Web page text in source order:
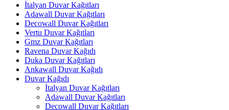
İtalyan Duvar Kağıtları
Adawall Duvar Kağıtları
Decowall Duvar Kağıtları
Vertu Duvar Kağıtları
Gmz Duvar Kağıtları
Ravena Duvar Kağıdı
Duka Duvar Kağıtları
Ankawall Duvar Kağıdı
Duvar Kağıdı
İtalyan Duvar Kağıtları
Adawall Duvar Kağıtları
Decowall Duvar Kağıtları